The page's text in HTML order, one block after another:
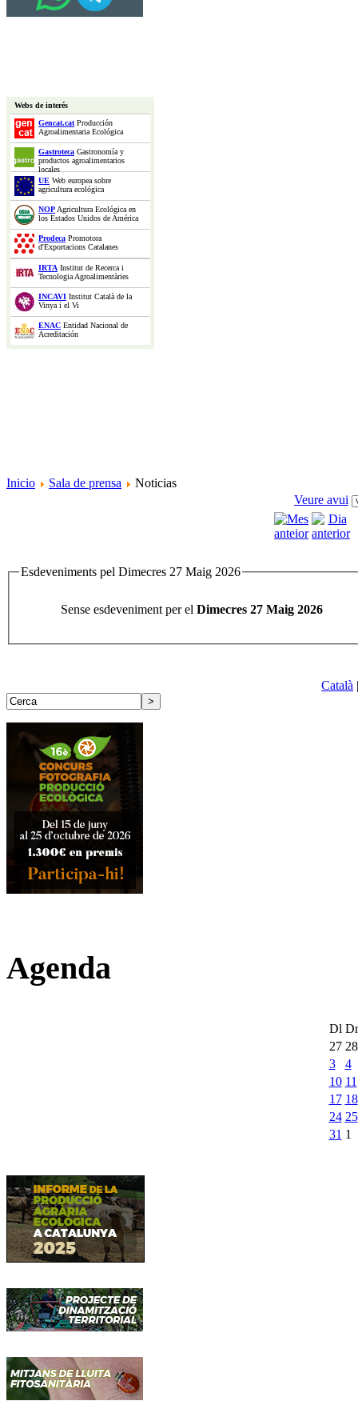
Webs de interés
Gencat.catProducción
Agroalimentaria Ecológica
Gastroteca Gastronomía y
productos agroalimentarios
locales
UE Web europea sobre
agricultura ecológica
NOPAgricultura Ecológica en
los Estados Unidos de América
Prodeca Promotora
d'Exportacions Catalanes
IRTA Institut de Recerca i
Tecnologia Agroalimentàries
INCAVI Institut Català de la
Vinya i el Vi
ENAC Entidad Nacional de
Acreditación
Inicio Sala de prensa
Noticias
Veure avui
Esdeveniments pel Dimecres 27 Maig 2026
Sense esdeveniment per el Dimecres 27 Maig 2026
Català
Agenda
Dl
27 28
3
4
10 11
17 18
24 25
31 1